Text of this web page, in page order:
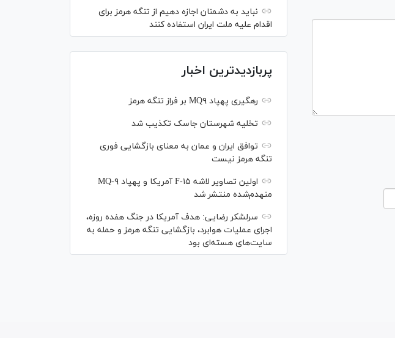
نباید به دشمنان اجازه دهیم از تنگه هرمز برای
اقدام علیه ملت ایران استفاده کنند
پربازدیدترین اخبار
رهگیری پهپاد MQ۹ بر فراز تنگه هرمز
تخلیه شهرستان جاسک تکذیب شد
توافق ایران و عمان به معنای بازگشایی فوری
تنگه هرمز نیست
اولین تصاویر لاشه F-۱۵ آمریکا و پهپاد MQ-۹
منهدم‌شده منتشر شد
سرلشکر رضایی: هدف آمریکا در جنگ هفده روزه،
اجرای عملیات هوابرد، بازگشایی تنگه هرمز و حمله به
سایت‌های هسته‌ای بود